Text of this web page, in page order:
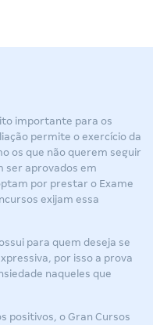
importante para os
permite o exercício da
os que não querem seguir
ser aprovados em
por prestar o Exame
exijam essa
para quem deseja se
por isso a prova
naqueles que
positivos, o Gran Cursos